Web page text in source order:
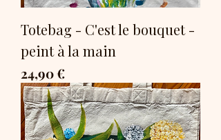
Totebag - C'est le bouquet -
peint à la main
Prix
24,90 €